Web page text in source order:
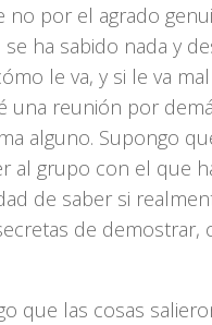
no por el agrado
ha sabido nada y
le va, y si le va
una reunión por
alguno. Supongo
al grupo con el que
de saber si
de
que las cosas